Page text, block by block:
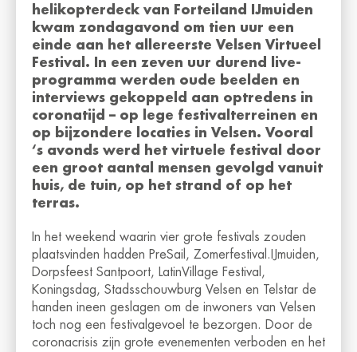
helikopterdeck van Forteiland IJmuiden
kwam zondagavond om tien uur een
einde aan het allereerste Velsen Virtueel
Festival. In een zeven uur durend live-
programma werden oude beelden en
interviews gekoppeld aan optredens in
coronatijd – op lege festivalterreinen en
op bijzondere locaties in Velsen. Vooral
‘s avonds werd het virtuele festival door
een groot aantal mensen gevolgd vanuit
huis, de tuin, op het strand of op het
terras.
In het weekend waarin vier grote festivals zouden
plaatsvinden hadden PreSail, Zomerfestival.IJmuiden,
Dorpsfeest Santpoort, LatinVillage Festival,
Koningsdag, Stadsschouwburg Velsen en Telstar de
handen ineen geslagen om de inwoners van Velsen
toch nog een festivalgevoel te bezorgen. Door de
coronacrisis zijn grote evenementen verboden en het